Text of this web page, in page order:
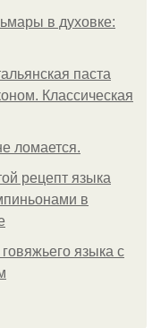
в духовке:
паста
Классическая
ломается.
рецепт языка
в
языка с